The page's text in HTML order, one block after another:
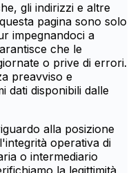
gli indirizzi e altre
pagina sono solo
impegnandoci a
che le
o prive di errori.
preavviso e
dati disponibili dalle
alla posizione
operativa di
o intermediario